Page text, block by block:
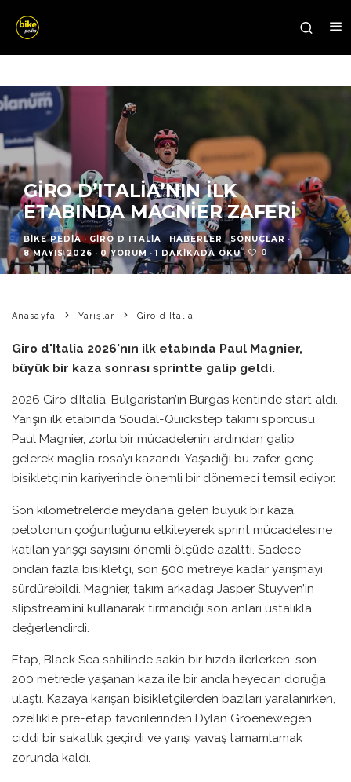
GIRO D’ITALIA’NIN İLK
ETABINDA MAGNIER ZAFERI
BIKE PEDIA · GIRO D ITALIA HABERLER SONUÇLAR ·
8 MAYIS 2026 · 0 YORUM · 1 DAKIKADA OKU · 0
Anasayfa Yarışlar Giro d Italia
Giro d'Italia 2026'nın ilk etabında Paul Magnier,
büyük bir kaza sonrası sprintte galip geldi.
2026 Giro d’Italia, Bulgaristan’ın Burgas kentinde start aldı.
Yarışın ilk etabında Soudal-Quickstep takımı sporcusu
Paul Magnier, zorlu bir mücadelenin ardından galip
gelerek maglia rosa’yı kazandı. Yaşadığı bu zafer, genç
bisikletçinin kariyerinde önemli bir dönemeci temsil ediyor.
Son kilometrelerde meydana gelen büyük bir kaza,
pelotonun çoğunluğunu etkileyerek sprint mücadelesine
katılan yarışçı sayısını önemli ölçüde azalttı. Sadece
ondan fazla bisikletçi, son 500 metreye kadar yarışmayı
sürdürebildi. Magnier, takım arkadaşı Jasper Stuyven’in
slipstream’ini kullanarak tırmandığı son anları ustalıkla
değerlendirdi.
Etap, Black Sea sahilinde sakin bir hızda ilerlerken, son
200 metrede yaşanan kaza ile bir anda heyecan doruğa
ulaştı. Kazaya karışan bisikletçilerden bazıları yaralanırken,
özellikle pre-etap favorilerinden Dylan Groenewegen,
ciddi bir sakatlık geçirdi ve yarışı yavaş tamamlamak
zorunda kaldı.